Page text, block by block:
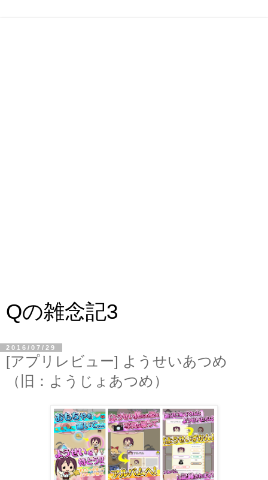
Qの雑念記3
2016/07/29
[アプリレビュー] ようせいあつめ
（旧：ようじょあつめ）